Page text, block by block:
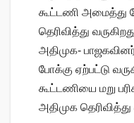
கூட்டணி அமைத்து
தெரிவித்து
அதிமுக-
போக்கு ஏற்பட்டு
கூட்டணியை மறு
அதிமுக